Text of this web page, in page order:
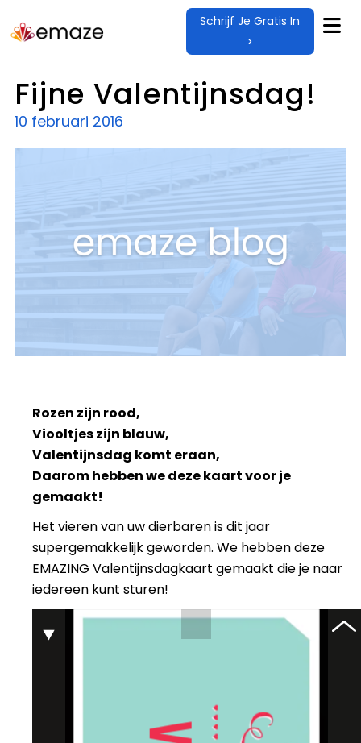
Schrijf Je Gratis In
>
Fijne Valentijnsdag!
10 februari 2016
Rozen zijn rood,
Viooltjes zijn blauw,
Valentijnsdag komt eraan,
Daarom hebben we deze kaart voor je
gemaakt!
Het vieren van uw dierbaren is dit jaar
supergemakkelijk geworden. We hebben deze
EMAZING Valentijnsdagkaart gemaakt die je naar
iedereen kunt sturen!